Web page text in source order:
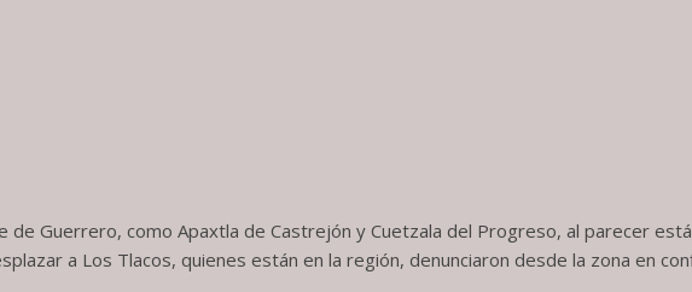
Guerrero, como Apaxtla de Castrejón y Cuetzala del Progreso, al parecer
a Los Tlacos, quienes están en la región, denunciaron desde la zona en